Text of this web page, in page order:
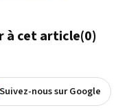
à cet article(0)
Suivez-nous sur Google